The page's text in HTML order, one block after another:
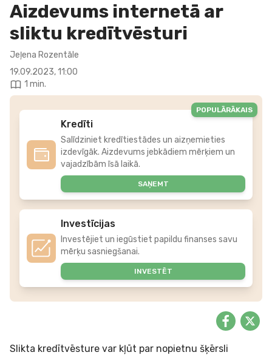
Aizdevums internetā ar
sliktu kredītvēsturi
Jeļena Rozentāle
19.09.2023, 11:00
1 min.
Kredīti
Salīdziniet kredītiestādes un aizņemieties
izdevīgāk. Aizdevums jebkādiem mērķiem un
vajadzībām īsā laikā.
SAŅEMT
POPULĀRĀKAIS
Investīcijas
Investējiet un iegūstiet papildu finanses savu
mērķu sasniegšanai.
INVESTĒT
Slikta kredītvēsture var kļūt par nopietnu šķērsli